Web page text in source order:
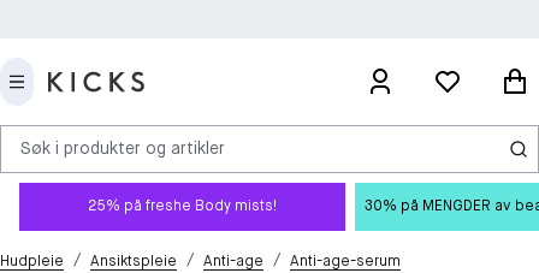
Søk i produkter og artikler
25% på freshe Body mists! 30% på MENGDER av
Hudpleie / Ansiktspleie / Anti-age / Anti-age-serum